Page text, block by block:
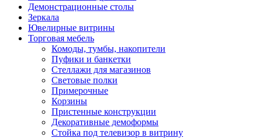
Демонстрационные столы
Зеркала
Ювелирные витрины
Торговая мебель
Комоды, тумбы, накопители
Пуфики и банкетки
Стеллажи для магазинов
Световые полки
Примерочные
Корзины
Пристенные конструкции
Декоративные демоформы
Стойка под телевизор в витрину